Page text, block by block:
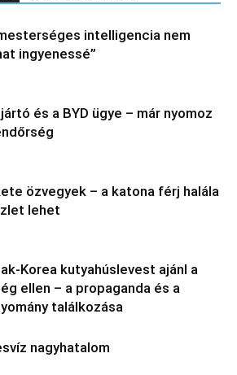
intelligencia nem
ingyenessé”
és a BYD ügye – már nyomoz
özvegyek – a katona férj halála
lehet
kutyahúslevest ajánl a
ellen – a propaganda és a
találkozása
nagyhatalom